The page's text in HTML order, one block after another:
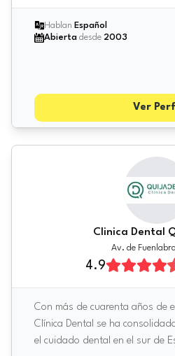
Hablan Español
Abierta desde 2003
Ver
Clinica Dental
Av. de
4.9
Con más de cuarenta años de
Clínica Dental se ha
el cuidado dental en el sur de